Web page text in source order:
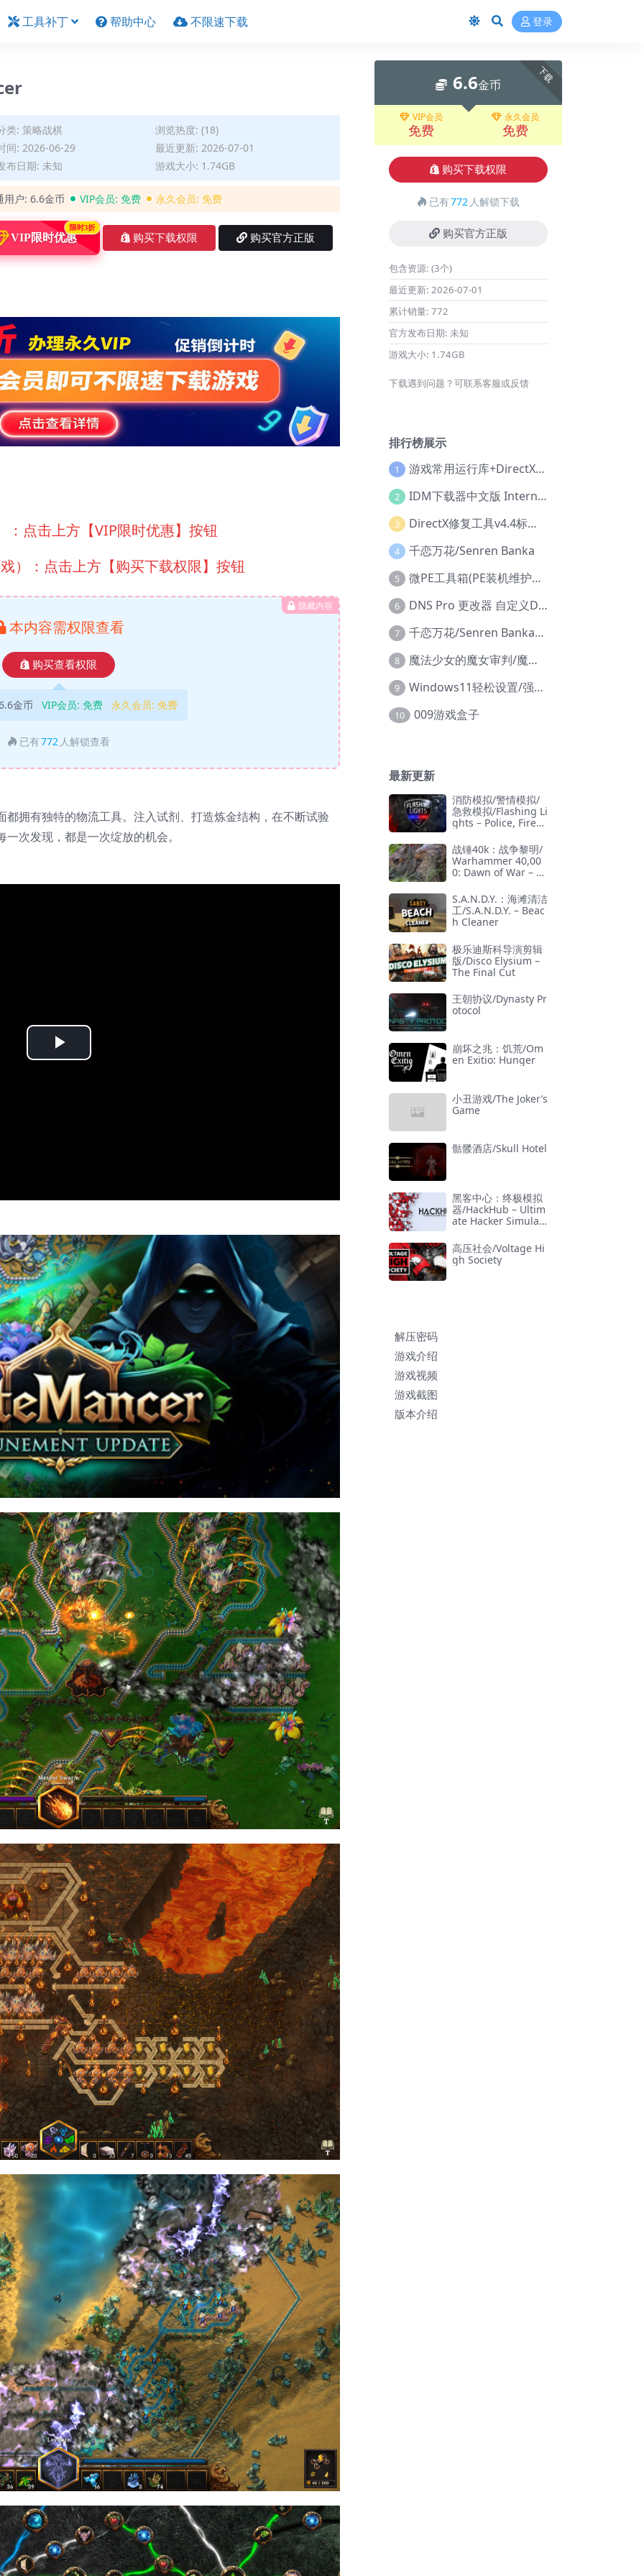
工具补丁 帮助中心 不限速下载 登录
类: 策略战棋
浏览热度: (18)
间: 2026-06-29
最近更新: 2026-07-01
布日期: 未知
游戏大小: 1.74GB
用户: 6.6金币 VIP会员: 免费 永久会员: 免费
VIP限时优惠
限时3折
购买下载权限 购买官方正版
点击上方【VIP限时优惠】按钮
）：点击上方【购买下载权限】按钮
隐藏内容
本内容需权限查看
购买查看权限
金币 VIP会员: 免费 永久会员: 免费
已有772 人解锁查看
拥有独特的物流工具。注入试剂、打造炼金结构，在不断试验
次发现，都是一次绽放的机会。
Play
下载
6.6金币
VIP会员
免费
永久会员
免费
购买下载权限
已有772 人解锁下载
购买官方正版
包含资源: (3个)
最近更新: 2026-07-01
累计销量: 772
官方发布日期: 未知
游戏大小: 1.74GB
下载遇到问题？可联系客服或反馈
排行榜展示
1 游戏常用运行库+DirectX修复增强版
2 IDM下载器中文版 Internet Download Manager v6.42.36 IDM
3 DirectX修复工具v4.4标准版+增强版+在线修复版
4 千恋万花/Senren Banka
5 微PE工具箱(PE装机维护工具) v2.3官方正式版
6 DNS Pro 更改器 自定义DNS修改
7 千恋万花/Senren Banka/安卓版
8 魔法少女的魔女审判/魔法少女ノ魔女裁判
9 Windows11轻松设置/强力禁止WD等/兼容Win10
10 009游戏盒子
最新更新
消防模拟/警情模拟/
急救模拟/Flashing Li
ghts – Police, Firefi
Services Simulator
战锤40k：战争黎明/
Warhammer 40,00
0: Dawn of War – D
S.A.N.D.Y.：海滩清洁
工/S.A.N.D.Y. – Beac
h Cleaner
极乐迪斯科导演剪辑
版/Disco Elysium –
The Final Cut
王朝协议/Dynasty Pr
otocol
崩坏之兆：饥荒/Om
en Exitio: Hunger
小丑游戏/The Joker’s
Game
骷髅酒店/Skull Hotel
黑客中心：终极模拟
器/HackHub – Ultim
ate Hacker Simulat
高压社会/Voltage Hi
gh Society
解压密码
游戏介绍
游戏视频
游戏截图
版本介绍